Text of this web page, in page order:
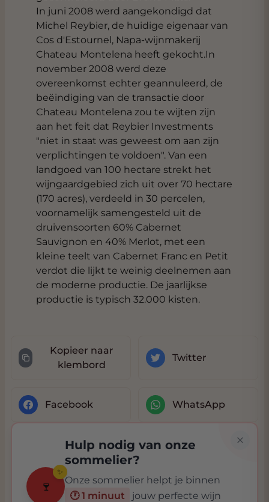
In juni 2008 werd aangekondigd dat
Michel Reybier, de huidige eigenaar van
Cos d'Estournel, Napa-wijnmakerij
Chateau Montelena heeft gekocht.In
november 2008 werd deze
overeenkomst echter geannuleerd, de
beëindiging van de transactie door
Chateau Montelena zou te wijten zijn
aan het feit dat Reybier Investments
"niet in staat was geweest om aan zijn
verplichtingen te voldoen". Van een
landgoed van 100 hectare strekt het
wijngaardgebied zich uit over 70 hectare
(170 acres), verdeeld in 30 percelen,
voornamelijk samengesteld uit de
druivensoorten 60% Cabernet
Sauvignon en 40% Merlot, met een
kleine teelt van Cabernet Franc en Petit
verdot die lijkt te weinig deelnemen aan
de moderne productie. De jaarlijkse
productie is typisch 32.000 kisten.
Kopieer naar
klembord
Twitter
Facebook WhatsApp
🍷
✨
Hulp nodig van onze
sommelier?
Onze sommelier helpt je binnen
🕐 1 minuut
jouw perfecte wijn